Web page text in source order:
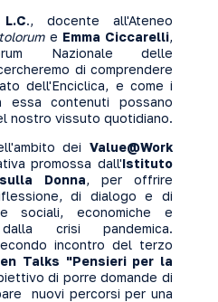
., docente all'Ateneo
e Emma Ciccarelli,
Nazionale delle
di comprendere
dell'Enciclica, e come i
contenuti possano
nostro vissuto quotidiano.
dei Value@Work
promossa dall'Istituto
Donna, per offrire
di dialogo e di
sociali, economiche e
crisi pandemica.
incontro del terzo
Talks "Pensieri per la
di porre domande di
nuovi percorsi per una